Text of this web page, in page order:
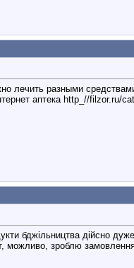
лечить разными
аптека http_//filzor.ru/
бджільництва дійсно
можливо, зроблю